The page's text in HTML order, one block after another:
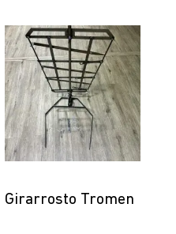
779,00 €
a
859,00 €
prodotto
ha
più
varianti.
Le
opzioni
possono
nella
Girarrosto Tromen